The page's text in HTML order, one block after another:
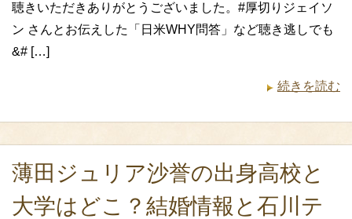
聴きいただきありがとうございました。#厚切りジェイソ
ン さんとお伝えした「日米WHY問答」など聴き逃しでも
&# […]
続きを読む
薄田ジュリア沙誉の出身高校と
大学はどこ？結婚情報と石川テ